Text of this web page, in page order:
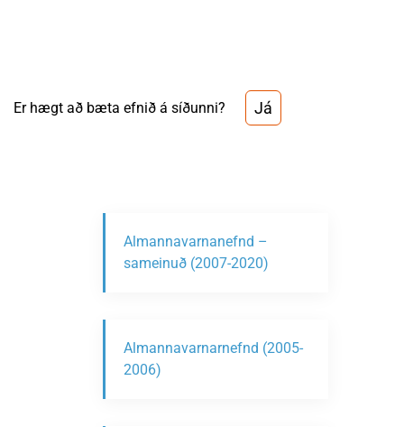
Er hægt að bæta efnið á síðunni? Já
Almannavarnanefnd –
sameinuð (2007-2020)
Almannavarnarnefnd (2005-
2006)